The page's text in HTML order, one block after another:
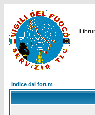
Il
Indice del forum